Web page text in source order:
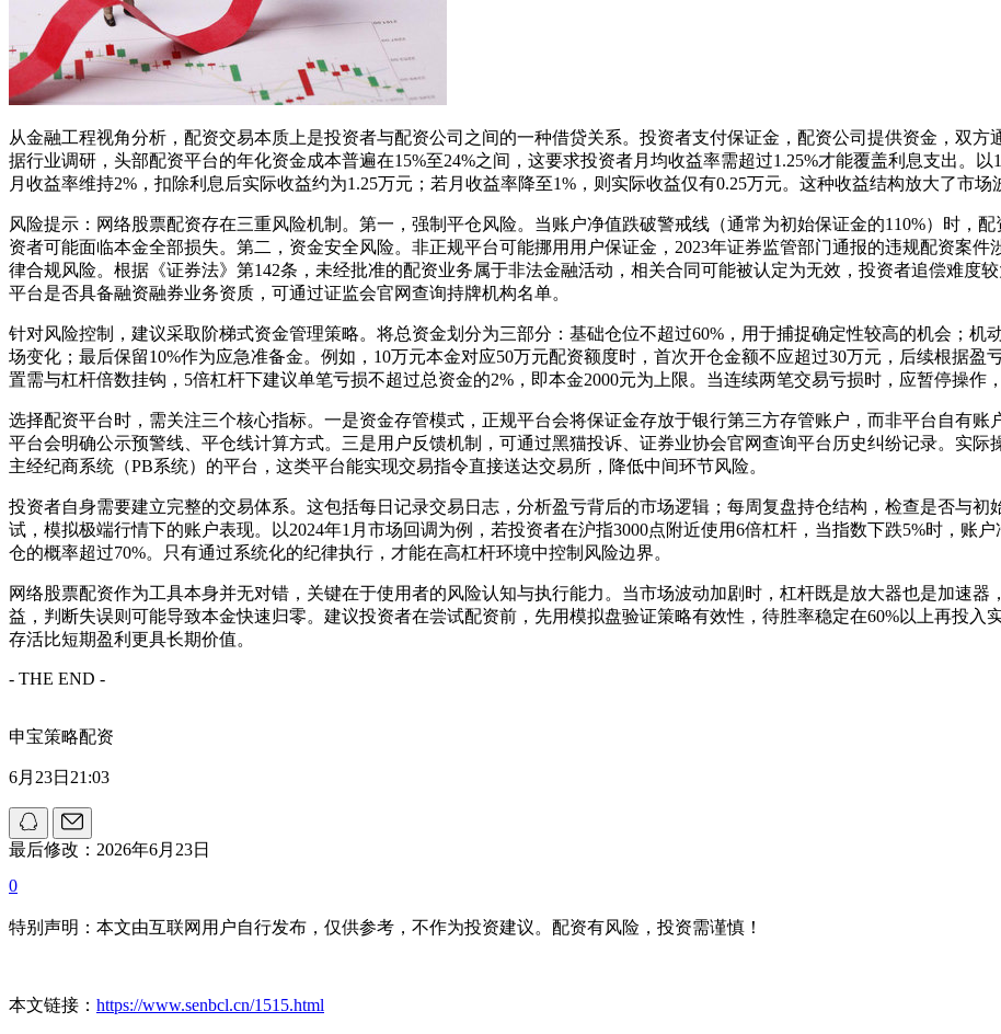
从金融工程视角分析，配资交易本质上是投资者与配资公司之间的一种借贷关系。投资者支付保证金，配资公司提供资金，双方
据行业调研，头部配资平台的年化资金成本普遍在15%至24%之间，这要求投资者月均收益率需超过1.25%才能覆盖利息支出。
月收益率维持2%，扣除利息后实际收益约为1.25万元；若月收益率降至1%，则实际收益仅有0.25万元。这种收益结构放大了市场
风险提示：网络股票配资存在三重风险机制。第一，强制平仓风险。当账户净值跌破警戒线（通常为初始保证金的110%）时，
资者可能面临本金全部损失。第二，资金安全风险。非正规平台可能挪用用户保证金，2023年证券监管部门通报的违规配资案件
律合规风险。根据《证券法》第142条，未经批准的配资业务属于非法金融活动，相关合同可能被认定为无效，投资者追偿难度
平台是否具备融资融券业务资质，可通过证监会官网查询持牌机构名单。
针对风险控制，建议采取阶梯式资金管理策略。将总资金划分为三部分：基础仓位不超过60%，用于捕捉确定性较高的机会；机
场变化；最后保留10%作为应急准备金。例如，10万元本金对应50万元配资额度时，首次开仓金额不应超过30万元，后续根据盈
置需与杠杆倍数挂钩，5倍杠杆下建议单笔亏损不超过总资金的2%，即本金2000元为上限。当连续两笔交易亏损时，应暂停操作
选择配资平台时，需关注三个核心指标。一是资金存管模式，正规平台会将保证金存放于银行第三方存管账户，而非平台自有账
平台会明确公示预警线、平仓线计算方式。三是用户反馈机制，可通过黑猫投诉、证券业协会官网查询平台历史纠纷记录。实际
主经纪商系统（PB系统）的平台，这类平台能实现交易指令直接送达交易所，降低中间环节风险。
投资者自身需要建立完整的交易体系。这包括每日记录交易日志，分析盈亏背后的市场逻辑；每周复盘持仓结构，检查是否与初
试，模拟极端行情下的账户表现。以2024年1月市场回调为例，若投资者在沪指3000点附近使用6倍杠杆，当指数下跌5%时，账
仓的概率超过70%。只有通过系统化的纪律执行，才能在高杠杆环境中控制风险边界。
网络股票配资作为工具本身并无对错，关键在于使用者的风险认知与执行能力。当市场波动加剧时，杠杆既是放大器也是加速器
益，判断失误则可能导致本金快速归零。建议投资者在尝试配资前，先用模拟盘验证策略有效性，待胜率稳定在60%以上再投入
存活比短期盈利更具长期价值。
- THE END -
申宝策略配资
6月23日21:03
最后修改：2026年6月23日
0
特别声明：本文由互联网用户自行发布，仅供参考，不作为投资建议。配资有风险，投资需谨慎！
本文链接： https://www.senbcl.cn/1515.html